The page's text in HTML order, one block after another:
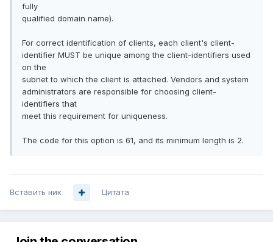
fully
qualified domain name).
For correct identification of clients, each client's client-
identifier MUST be unique among the client-identifiers used
on the
subnet to which the client is attached. Vendors and system
administrators are responsible for choosing client-
identifiers that
meet this requirement for uniqueness.
The code for this option is 61, and its minimum length is 2.
Вставить ник Цитата